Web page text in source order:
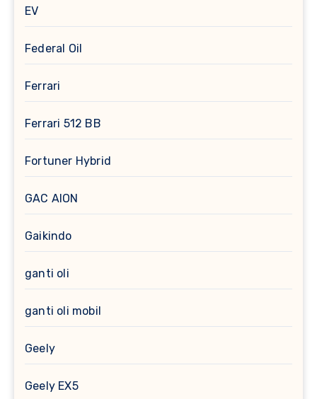
EV
Federal Oil
Ferrari
Ferrari 512 BB
Fortuner Hybrid
GAC AION
Gaikindo
ganti oli
ganti oli mobil
Geely
Geely EX5